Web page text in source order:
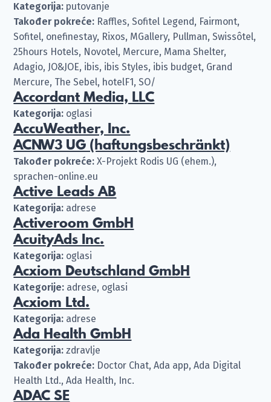
Kategorija: putovanje
Također pokreće: Raffles, Sofitel Legend, Fairmont,
Sofitel, onefinestay, Rixos, MGallery, Pullman, Swissôtel,
25hours Hotels, Novotel, Mercure, Mama Shelter,
Adagio, JO&JOE, ibis, ibis Styles, ibis budget, Grand
Mercure, The Sebel, hotelF1, SO/
Accordant Media, LLC
Kategorija: oglasi
AccuWeather, Inc.
ACNW3 UG (haftungsbeschränkt)
Također pokreće: X-Projekt Rodis UG (ehem.),
sprachen-online.eu
Active Leads AB
Kategorija: adrese
Activeroom GmbH
AcuityAds Inc.
Kategorija: oglasi
Acxiom Deutschland GmbH
Kategorije: adrese, oglasi
Acxiom Ltd.
Kategorija: adrese
Ada Health GmbH
Kategorija: zdravlje
Također pokreće: Doctor Chat, Ada app, Ada Digital
Health Ltd., Ada Health, Inc.
ADAC SE